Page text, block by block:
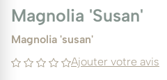
Magnolia 'Susan'
Magnolia 'susan'
Ajouter votre avis